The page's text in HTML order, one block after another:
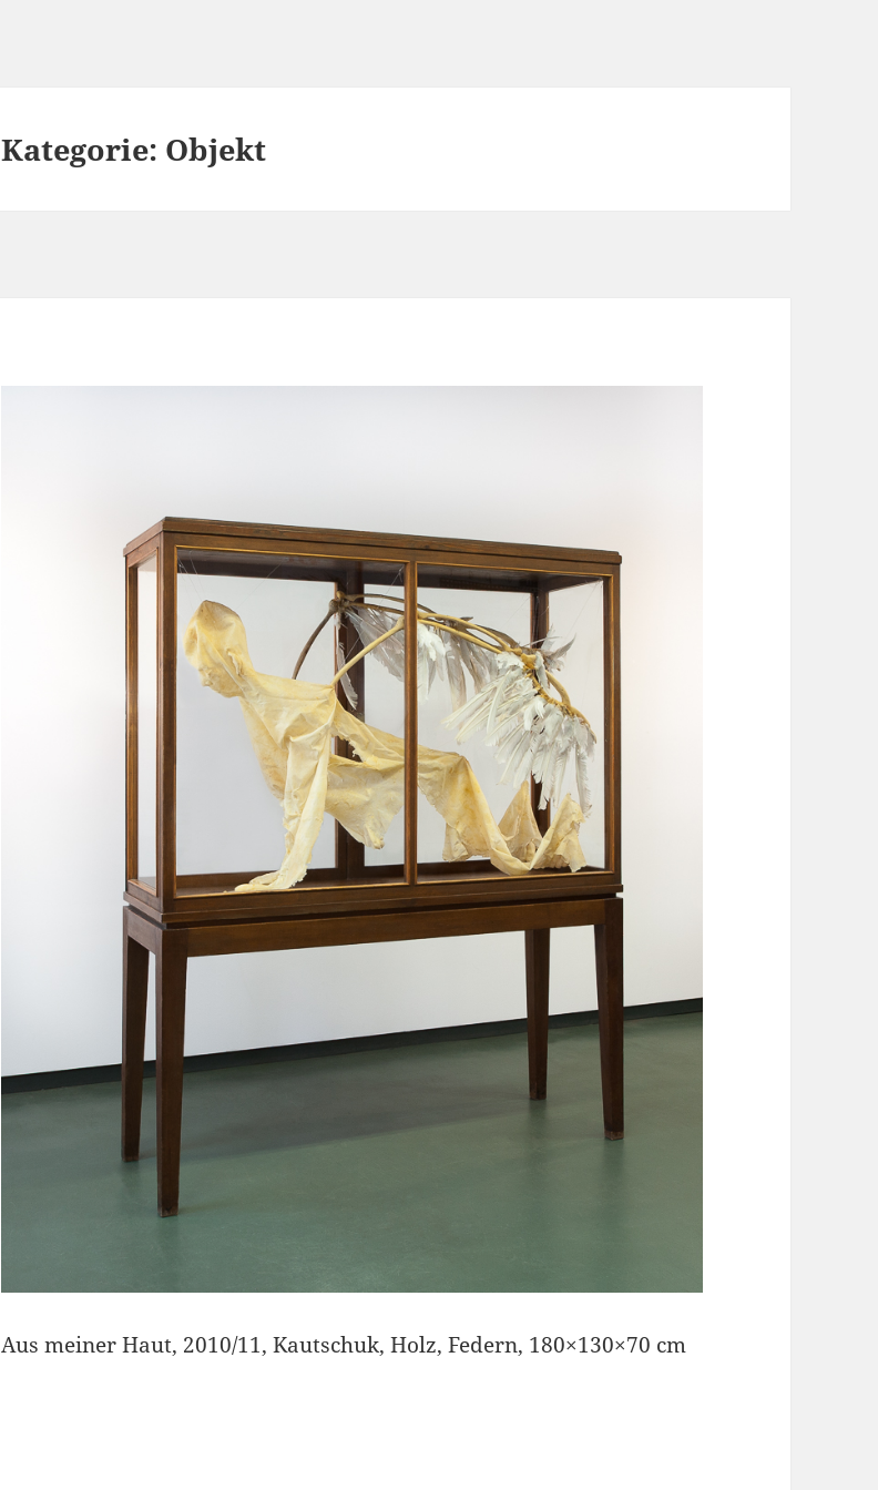
Kategorie: Objekt
Aus meiner Haut, 2010/11, Kautschuk, Holz, Federn, 180×130×70 cm